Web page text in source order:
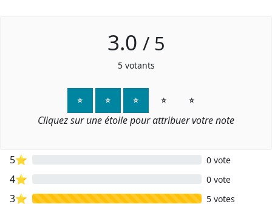
3.0 / 5
5votants
⭐ ⭐ ⭐ ⭐ ⭐
Cliquez sur une étoile pour attribuer votre note
5⭐ 0 vote
4⭐ 0 vote
3⭐ 5 votes